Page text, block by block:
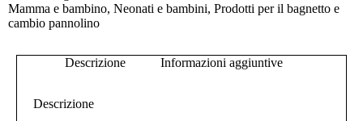
Mamma e bambino, Neonati e bambini, Prodotti per il bagnetto e
cambio pannolino
Descrizione Informazioni aggiuntive
Descrizione